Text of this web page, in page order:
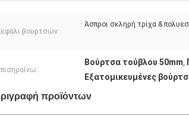
βουρτσών:
Άσπροι σκληρή τρίχα &
Βούρτσα τούβλου 50mm,
Εξατομικευμένες
προϊόντων